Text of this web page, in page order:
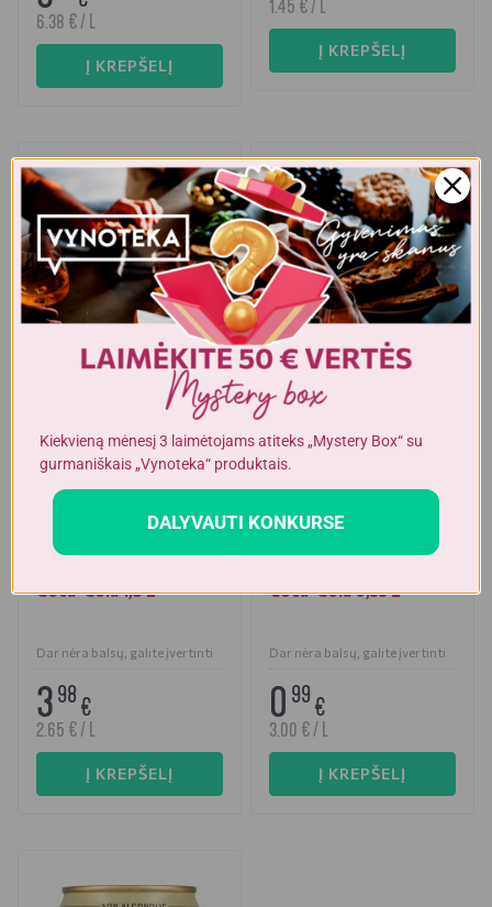
6.38 € / L
Į KREPŠELĮ
1.45 € / L
Į KREPŠELĮ
Gazuoti vaisvandeniai
LENKIJA
Coca-Cola 1,5 L
Dar nėra balsų, galite įvertinti
398€
2.65 € / L
Į KREPŠELĮ
Gazuoti vaisvandeniai
LENKIJA
Coca-Cola 0,33 L
Dar nėra balsų, galite įvertinti
0 99€
3.00 € / L
Į KREPŠELĮ
Kiekvieną mėnesį 3 laimėtojams atiteks „Mystery Box“ su
gurmaniškais „Vynoteka“ produktais.
DALYVAUTI KONKURSE